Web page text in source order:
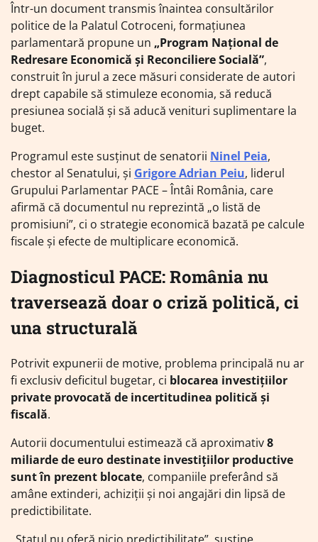
Într-un document transmis înaintea consultărilor
politice de la Palatul Cotroceni, formațiunea
parlamentară propune un „Program Național de
Redresare Economică și Reconciliere Socială”,
construit în jurul a zece măsuri considerate de autori
drept capabile să stimuleze economia, să reducă
presiunea socială și să aducă venituri suplimentare la
buget.
Programul este susținut de senatorii Ninel Peia,
chestor al Senatului, și Grigore Adrian Peiu, liderul
Grupului Parlamentar PACE – Întâi România, care
afirmă că documentul nu reprezintă „o listă de
promisiuni”, ci o strategie economică bazată pe calcule
fiscale și efecte de multiplicare economică.
Diagnosticul PACE: România nu
traversează doar o criză politică, ci
una structurală
Potrivit expunerii de motive, problema principală nu ar
fi exclusiv deficitul bugetar, ci blocarea investițiilor
private provocată de incertitudinea politică și
fiscală.
Autorii documentului estimează că aproximativ8
miliarde de euro destinate investițiilor productive
sunt în prezent blocate, companiile preferând să
amâne extinderi, achiziții și noi angajări din lipsă de
predictibilitate.